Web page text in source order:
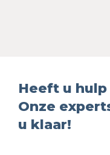
Heeft u
Onze
u klaar!